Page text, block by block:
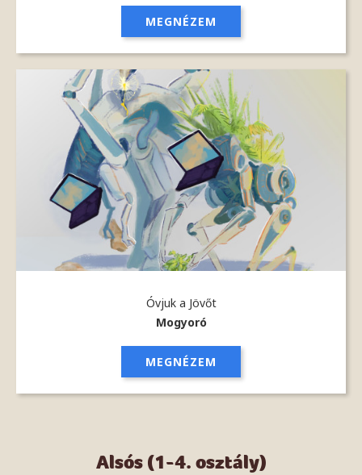
MEGNÉZEM
Óvjuk a Jövőt
Mogyoró
MEGNÉZEM
Alsós (1-4. osztály)